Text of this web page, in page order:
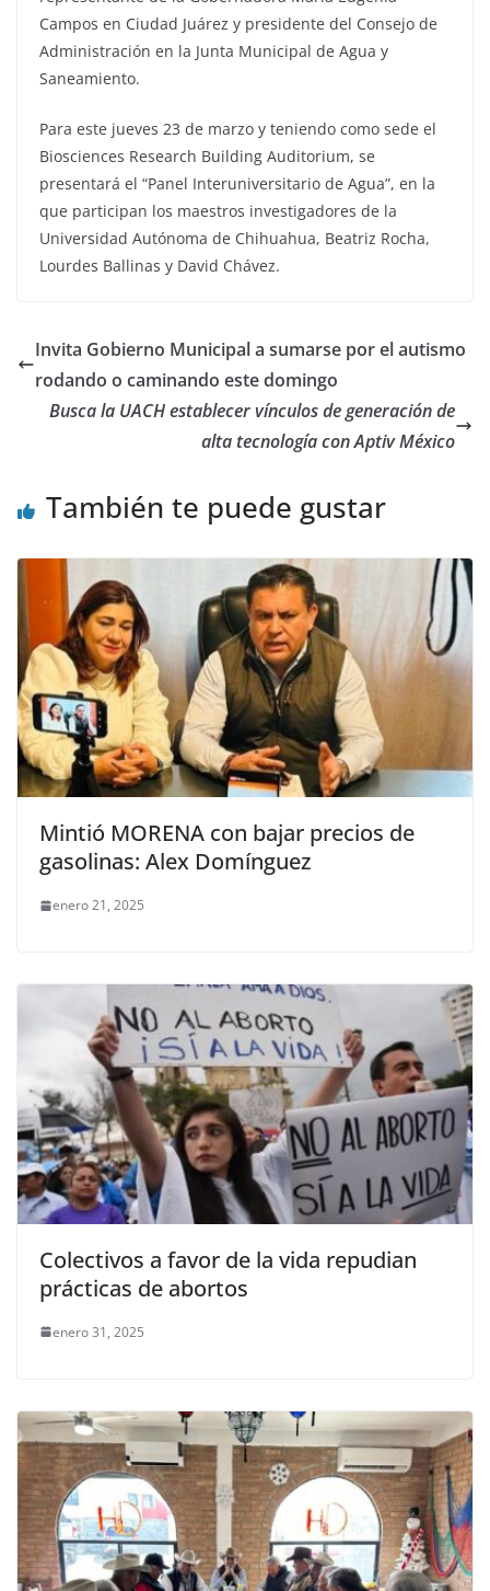
Campos en Ciudad Juárez y presidente del Consejo de
Administración en la Junta Municipal de Agua y
Saneamiento.
Para este jueves 23 de marzo y teniendo como sede el
Biosciences Research Building Auditorium, se
presentará el “Panel Interuniversitario de Agua”, en la
que participan los maestros investigadores de la
Universidad Autónoma de Chihuahua, Beatriz Rocha,
Lourdes Ballinas y David Chávez.
Invita Gobierno Municipal a sumarse por el autismo
rodando o caminando este domingo
Busca la UACH establecer vínculos de generación de
alta tecnología con Aptiv México
También te puede gustar
Mintió MORENA con bajar precios de
gasolinas: Alex Domínguez
enero 21, 2025
Colectivos a favor de la vida repudian
prácticas de abortos
enero 31, 2025